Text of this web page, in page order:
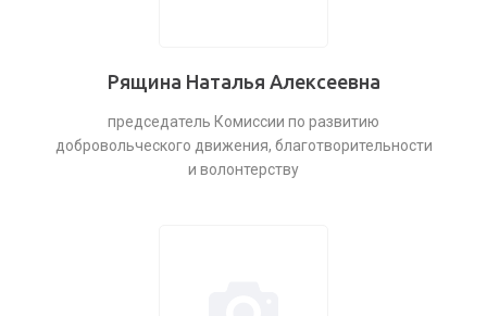
Рящина Наталья Алексеевна
председатель Комиссии по развитию
добровольческого движения, благотворительности
и волонтерству